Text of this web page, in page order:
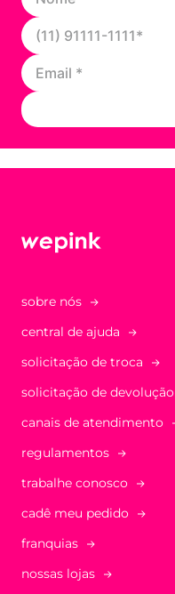
sobre nós
central de ajuda
solicitação de troca
solicitação de devolução
canais de atendimento
regulamentos
trabalhe conosco
cadê meu pedido
franquias
nossas lojas